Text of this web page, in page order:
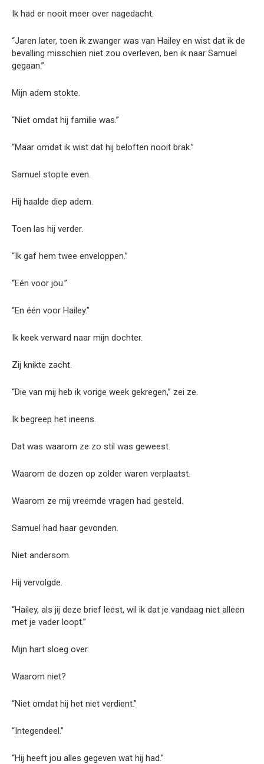
Ik had er nooit meer over nagedacht.
“Jaren later, toen ik zwanger was van Hailey en wist dat ik de
bevalling misschien niet zou overleven, ben ik naar Samuel
gegaan.”
Mijn adem stokte.
“Niet omdat hij familie was.”
“Maar omdat ik wist dat hij beloften nooit brak.”
Samuel stopte even.
Hij haalde diep adem.
Toen las hij verder.
“Ik gaf hem twee enveloppen.”
“Eén voor jou.”
“En één voor Hailey.”
Ik keek verward naar mijn dochter.
Zij knikte zacht.
“Die van mij heb ik vorige week gekregen,” zei ze.
Ik begreep het ineens.
Dat was waarom ze zo stil was geweest.
Waarom de dozen op zolder waren verplaatst.
Waarom ze mij vreemde vragen had gesteld.
Samuel had haar gevonden.
Niet andersom.
Hij vervolgde.
“Hailey, als jij deze brief leest, wil ik dat je vandaag niet alleen
met je vader loopt.”
Mijn hart sloeg over.
Waarom niet?
“Niet omdat hij het niet verdient.”
“Integendeel.”
“Hij heeft jou alles gegeven wat hij had.”